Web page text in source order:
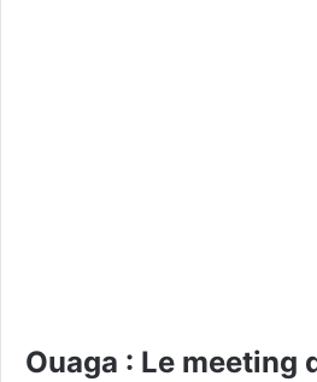
Ouaga : Le meeting